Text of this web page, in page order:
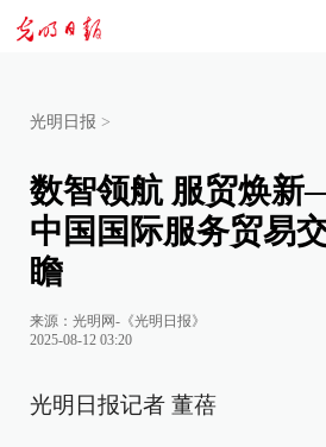
光明日报 >
数智领航 服贸焕
中国国际服务贸易
瞻
来源： 光明网-《光明日报》
2025-08-12 03:20
光明日报记者 董蓓